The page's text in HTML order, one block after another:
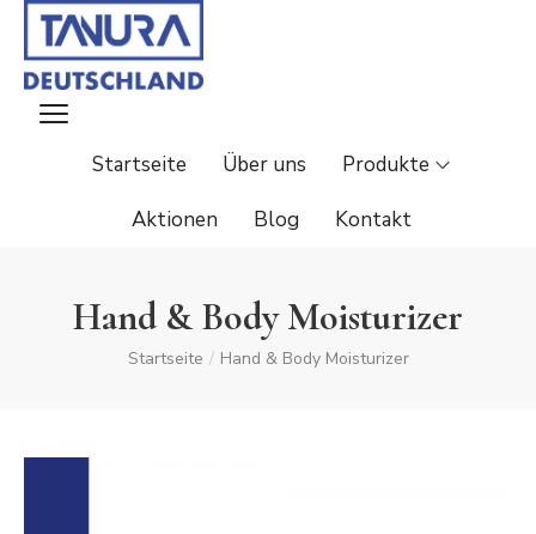
Startseite Über uns
Produkte
Aktionen
Blog Kontakt
Hand & Body Moisturizer
Startseite / Hand & Body Moisturizer